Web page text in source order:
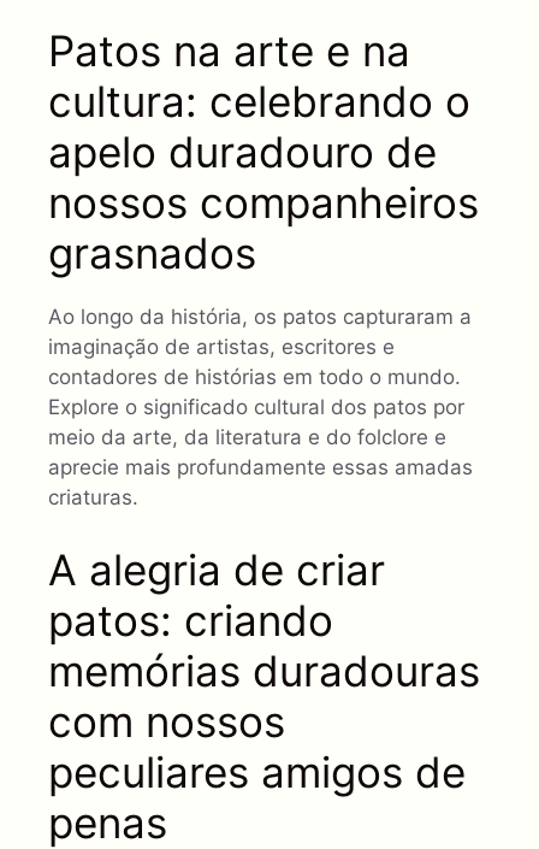
Patos na arte e na
cultura: celebrando o
apelo duradouro de
nossos companheiros
grasnados
Ao longo da história, os patos capturaram a
imaginação de artistas, escritores e
contadores de histórias em todo o mundo.
Explore o significado cultural dos patos por
meio da arte, da literatura e do folclore e
aprecie mais profundamente essas amadas
criaturas.
A alegria de criar
patos: criando
memórias duradouras
com nossos
peculiares amigos de
penas